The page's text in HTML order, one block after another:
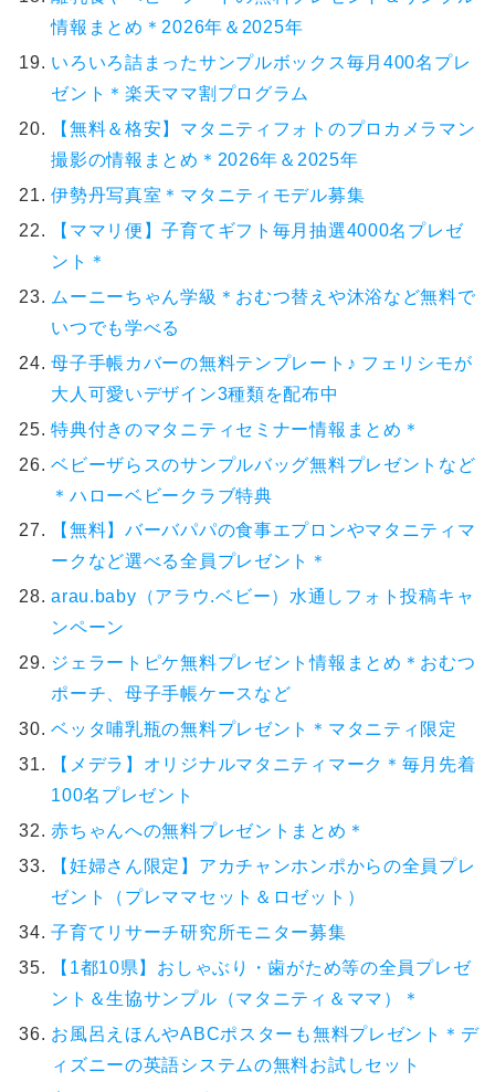
情報まとめ＊2026年＆2025年
いろいろ詰まったサンプルボックス毎月400名プレ
ゼント＊楽天ママ割プログラム
【無料＆格安】マタニティフォトのプロカメラマン
撮影の情報まとめ＊2026年＆2025年
伊勢丹写真室＊マタニティモデル募集
【ママリ便】子育てギフト毎月抽選4000名プレゼ
ント＊
ムーニーちゃん学級＊おむつ替えや沐浴など無料で
いつでも学べる
母子手帳カバーの無料テンプレート♪ フェリシモが
大人可愛いデザイン3種類を配布中
特典付きのマタニティセミナー情報まとめ＊
ベビーザらスのサンプルバッグ無料プレゼントなど
＊ハローベビークラブ特典
【無料】バーバパパの食事エプロンやマタニティマ
ークなど選べる全員プレゼント＊
arau.baby（アラウ.ベビー）水通しフォト投稿キャ
ンペーン
ジェラートピケ無料プレゼント情報まとめ＊おむつ
ポーチ、母子手帳ケースなど
ベッタ哺乳瓶の無料プレゼント＊マタニティ限定
【メデラ】オリジナルマタニティマーク＊毎月先着
100名プレゼント
赤ちゃんへの無料プレゼントまとめ＊
【妊婦さん限定】アカチャンホンポからの全員プレ
ゼント（プレママセット＆ロゼット）
子育てリサーチ研究所モニター募集
【1都10県】おしゃぶり・歯がため等の全員プレゼ
ント＆生協サンプル（マタニティ＆ママ）＊
お風呂えほんやABCポスターも無料プレゼント＊デ
ィズニーの英語システムの無料お試しセット